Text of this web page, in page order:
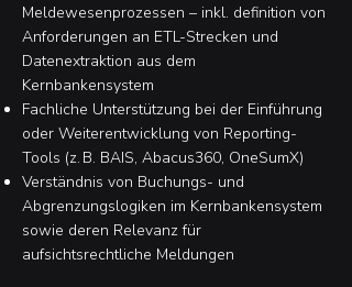
Meldewesenprozessen – inkl. definition von
Anforderungen an ETL-Strecken und
Datenextraktion aus dem
Kernbankensystem
Fachliche Unterstützung bei der Einführung
oder Weiterentwicklung von Reporting-
Tools (z. B. BAIS, Abacus360, OneSumX)
Verständnis von Buchungs- und
Abgrenzungslogiken im Kernbankensystem
sowie deren Relevanz für
aufsichtsrechtliche Meldungen